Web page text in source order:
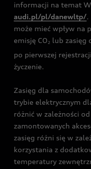
informacji na temat
audi.pl/pl/danewltp/.
może mieć wpływ na
emisję CO2 lub zasięg
po pierwszej
życzenie.
Zasięg dla
trybie elektrycznym
różnić w zależności
zamontowanych
zasięg różni się w
korzystania z
temperatury